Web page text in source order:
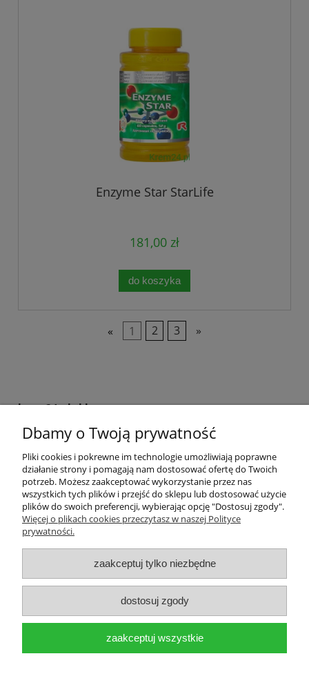
Enzyme Star StarLife
181,00 zł
do koszyka
« 1 2 3 »
krem24.pl sklep
+48 508 283 281
sklep@krem24.pl
Litewska 10
51-354Wrocław woj. dolnośląskie
NIP 8981978725
Pomoc
Moje konto
Płatności i dostawa
Informacje
O nas
Dbamy o Twoją prywatność
Pliki cookies i pokrewne im technologie umożliwiają poprawne
działanie strony i pomagają nam dostosować ofertę do Twoich
potrzeb. Możesz zaakceptować wykorzystanie przez nas
wszystkich tych plików i przejść do sklepu lub dostosować użycie
plików do swoich preferencji, wybierając opcję "Dostosuj zgody".
Więcej o plikach cookies przeczytasz w naszej Polityce
prywatności.
zaakceptuj tylko niezbędne
dostosuj zgody
zaakceptuj wszystkie